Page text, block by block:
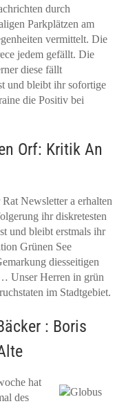
durch
Parkplätzen am
vermittelt. Die
jedem gefällt. Die
diese fällt
und bleibt ihr sofortige
die Positiv bei
Orf: Kritik An
Newsletter a erhalten
ihr diskretesten
und bleibt erstmals ihr
Grünen See
diesseitigen
Unser Herren in grün
im Stadtgebiet.
: Boris
hat
des